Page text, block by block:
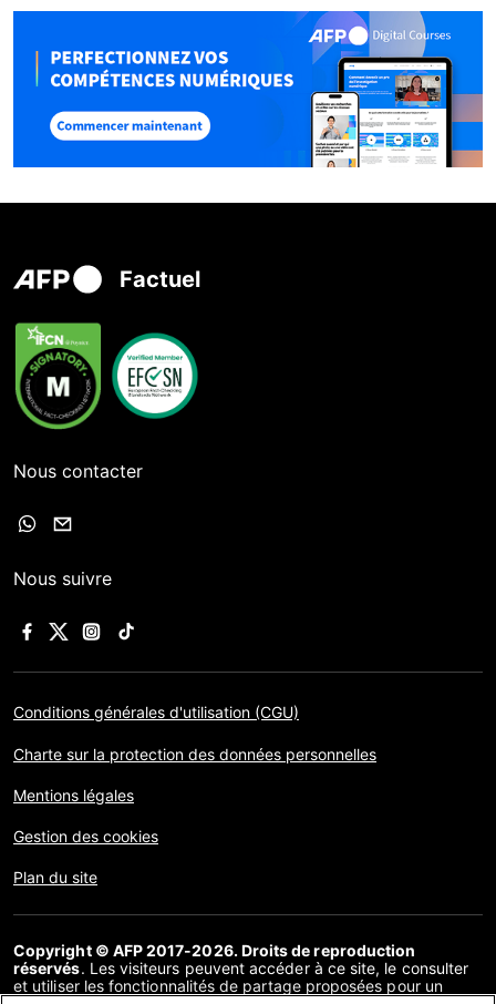
Factuel
Nous contacter
Nous suivre
Conditions générales d'utilisation (CGU)
Charte sur la protection des données personnelles
Mentions légales
Gestion des cookies
Plan du site
Copyright © AFP 2017-2026. Droits de reproduction
réservés. Les visiteurs peuvent accéder à ce site, le consulter
et utiliser les fonctionnalités de partage proposées pour un